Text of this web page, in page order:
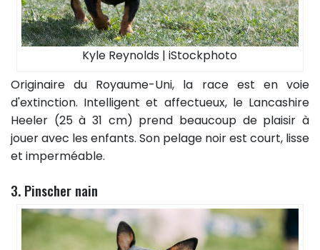
Kyle Reynolds | iStockphoto
Originaire du Royaume-Uni, la race est en voie
d'extinction. Intelligent et affectueux, le Lancashire
Heeler (25 à 31 cm) prend beaucoup de plaisir à
jouer avec les enfants. Son pelage noir est court, lisse
et imperméable.
3. Pinscher nain